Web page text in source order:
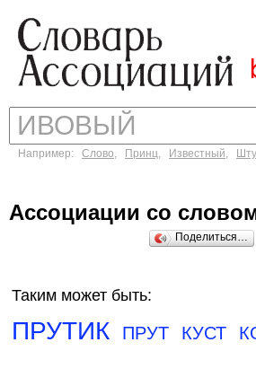
Например: Слово, Принц, Известный,
Ассоциации со
Поделиться…
Таким может быть:
ПРУТИК ПРУТ КУСТ